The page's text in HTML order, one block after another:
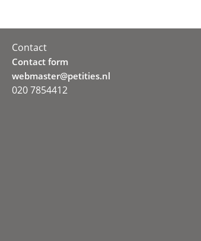
Contact
Contact form
webmaster@petities.nl
020 7854412